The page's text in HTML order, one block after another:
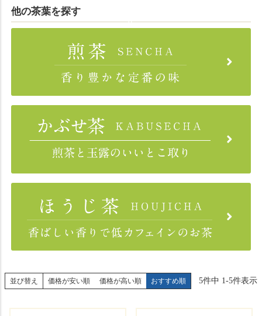
0
税
込
)
他の茶葉を探す
並び替え 価格が安い順 価格が高い順 おすすめ順 5件中 1-5件表示